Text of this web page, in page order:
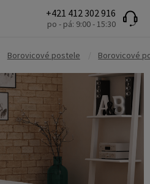
+421 412 302 916
po - pá: 9:00 - 15:30
Borovicové postele Borovicové